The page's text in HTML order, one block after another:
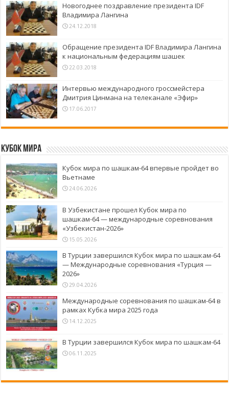
Новогоднее поздравление президента IDF
Владимира Лангина
24.12.2018
Обращение президента IDF Владимира Лангина
к национальным федерациям шашек
22.03.2018
Интервью международного гроссмейстера
Дмитрия Цинмана на телеканале «Эфир»
17.06.2017
Кубок Мира
Кубок мира по шашкам-64 впервые пройдет во
Вьетнаме
24.06.2026
В Узбекистане прошел Кубок мира по
шашкам-64 — международные соревнования
«Узбекистан-2026»
15.05.2026
В Турции завершился Кубок мира по шашкам-64
— Международные соревнования «Турция —
2026»
29.04.2026
Международные соревнования по шашкам-64 в
рамках Кубка мира 2025 года
14.12.2025
В Турции завершился Кубок мира по шашкам-64
06.11.2025